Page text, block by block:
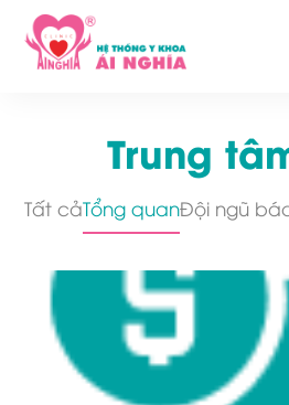
Trung
Tất cảTổng quanĐội ngũ